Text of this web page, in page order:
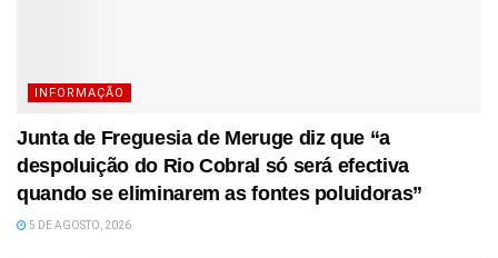
INFORMAÇÃO
Junta de Freguesia de Meruge diz que “a
despoluição do Rio Cobral só será efectiva
quando se eliminarem as fontes poluidoras”
5 DE AGOSTO, 2026